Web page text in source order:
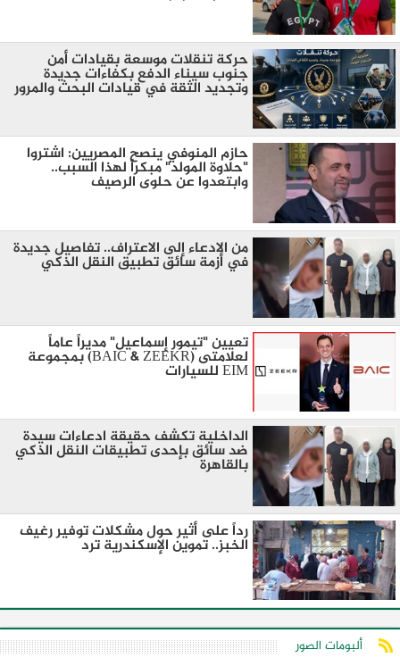
حركة تنقلات موسعة بقيادات أمن
جنوب سيناء الدفع بكفاءات جديدة
وتجديد الثقة في قيادات البحث والمرور
​حازم المنوفي ينصح المصريين: اشتروا
"حلاوة المولد" مبكراً لهذا السبب..
وابتعدوا عن حلوى الرصيف
من الادعاء إلى الاعتراف.. تفاصيل جديدة
في أزمة سائق تطبيق النقل الذكي
تعيين "تيمور إسماعيل" مديراً عاماً
لعلامتى (BAIC & ZEEKR) بمجموعة
EIM للسيارات
الداخلية تكشف حقيقة ادعاءات سيدة
ضد سائق بإحدى تطبيقات النقل الذكي
بالقاهرة
رداً على أثير حول مشكلات توفير رغيف
الخبز.. تموين الإسكندرية ترد
ألبومات الصور